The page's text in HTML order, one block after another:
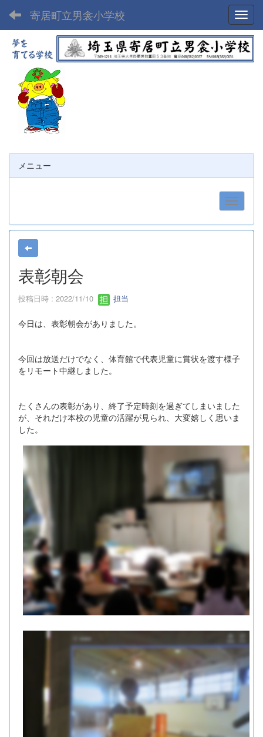
寄居町立男衾小学校
メニュー
表彰朝会
投稿日時 : 2022/11/10 担当
今日は、表彰朝会がありました。
今回は放送だけでなく、体育館で代表児童に賞状を渡す様子
をリモート中継しました。
たくさんの表彰があり、終了予定時刻を過ぎてしまいました
が、それだけ本校の児童の活躍が見られ、大変嬉しく思いま
した。